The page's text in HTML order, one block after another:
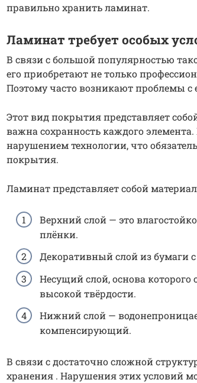
правильно хранить ламинат.
Ламинат требует особых
В связи с большой популярностью
его приобретают не только
Поэтому часто возникают проблемы с
Этот вид покрытия представляет
важна сохранность каждого
нарушением технологии, что
покрытия.
Ламинат представляет собой
Верхний слой — это
плёнки.
Декоративный слой из бумаги
Несущий слой, основа
высокой твёрдости.
Нижний слой —
компенсирующий.
В связи с достаточно сложной
хранения . Нарушения этих условий